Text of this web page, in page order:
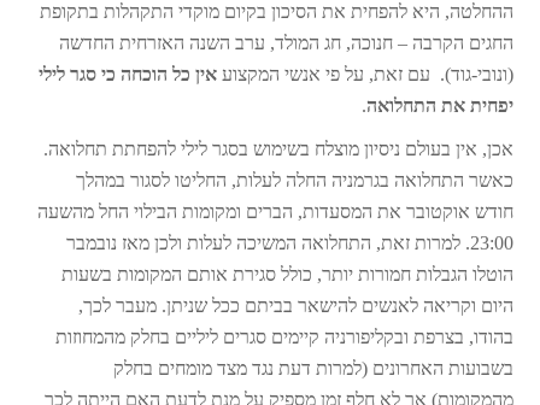
ההחלטה, היא להפחית את הסיכון בקיום מוקדי התקהלות בתקופת
החגים הקרבה – חנוכה, חג המולד, ערב השנה האזרחית החדשה
(ונובי-גוד). עם זאת, על פי אנשי המקצועאין כל הוכחה כי סגר לילי
יפחית את התחלואה.
אכן, אין בעולם ניסיון מוצלח בשימוש בסגר לילי להפחתת תחלואה.
כאשר התחלואה בגרמניה החלה לעלות, החליטו לסגור במהלך
חודש אוקטובר את המסעדות, הברים ומקומות הבילוי החל מהשעה
23:00. למרות זאת, התחלואה המשיכה לעלות ולכן מאז נובמבר
הוטלו הגבלות חמורות יותר, כולל סגירת אותם המקומות בשעות
היום וקריאה לאנשים להישאר בביתם ככל שניתן. מעבר לכך,
בהודו, בצרפת ובקליפורניה קיימים סגרים ליליים בחלק מהמחוזות
בשבועות האחרונים (למרות דעת נגד מצד מומחים בחלק
מהמקומות) אך לא חלף זמן מספיק על מנת לדעת האם הייתה לכך